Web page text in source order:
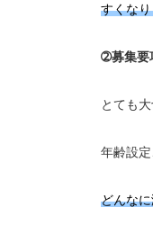
すくな
➁募集要
とても大
年齢設
どんな